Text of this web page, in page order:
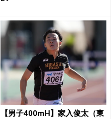
【男子400mH】家入俊太（東